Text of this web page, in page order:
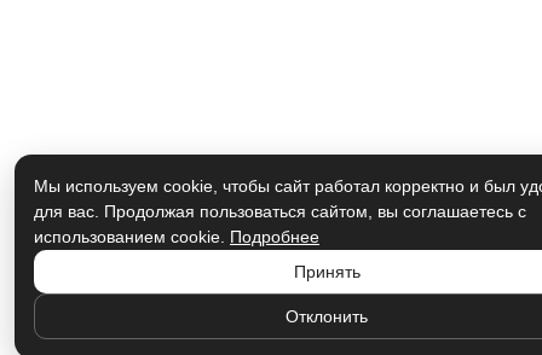
Мы используем cookie, чтобы сайт работал корректно и был
для вас. Продолжая пользоваться сайтом, вы соглашаетесь с
использованием cookie. Подробнее
Принять
Отклонить